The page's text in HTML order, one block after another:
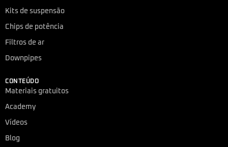
Kits de suspensão
Chips de potência
Filtros de ar
Downpipes
CONTEÚDO
Materiais gratuitos
Academy
Vídeos
Blog